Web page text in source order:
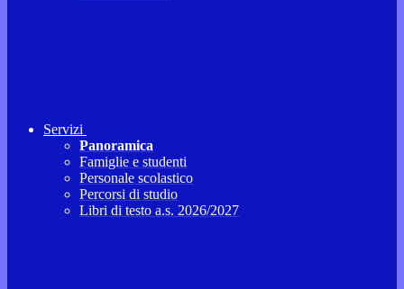
Servizi
Panoramica
Famiglie e studenti
Personale scolastico
Percorsi di studio
Libri di testo a.s. 2026/2027